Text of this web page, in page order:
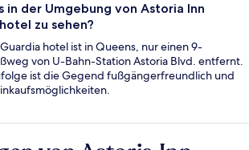
in der Umgebung von Astoria Inn
zu sehen?
hotel ist in Queens, nur einen 9-
von U-Bahn-Station Astoria Blvd. entfernt.
ist die Gegend fußgängerfreundlich und